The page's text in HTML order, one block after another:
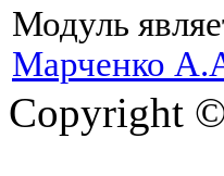
Модуль
Марченко
Copyright